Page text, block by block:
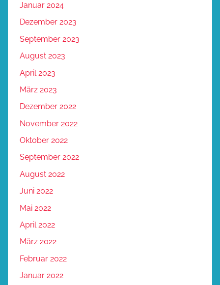
Januar 2024
Dezember 2023
September 2023
August 2023
April 2023
März 2023
Dezember 2022
November 2022
Oktober 2022
September 2022
August 2022
Juni 2022
Mai 2022
April 2022
März 2022
Februar 2022
Januar 2022